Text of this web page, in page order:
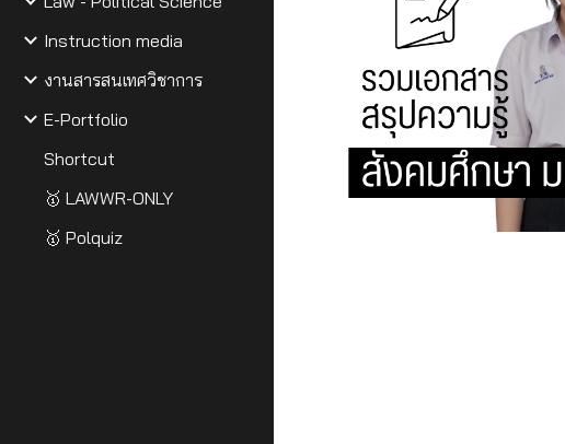
Instruction media
งานสารสนเทศวิชาการ
E-Portfolio
Shortcut
🥇 LAWWR-ONLY
🥇 Polquiz